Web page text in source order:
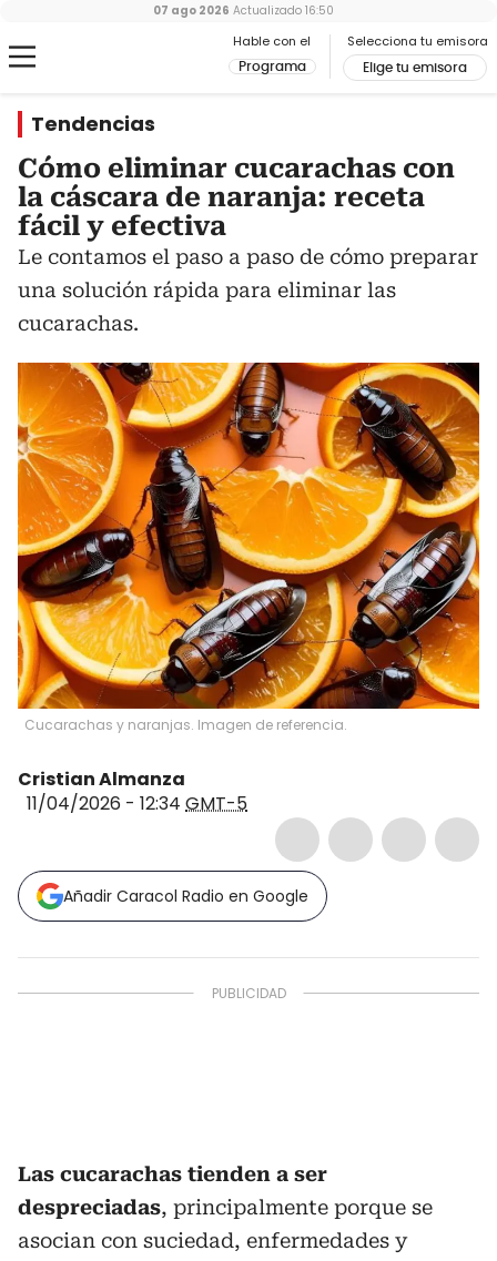
Hable con el
Programa
Selecciona tu emisora
Elige tu emisora
07 ago 2026 Actualizado 16:50
Tendencias
Cómo eliminar cucarachas con
la cáscara de naranja: receta
fácil y efectiva
Le contamos el paso a paso de cómo preparar
una solución rápida para eliminar las
cucarachas.
Cucarachas y naranjas. Imagen de referencia.
Cristian Almanza
11/04/2026 - 12:34 GMT-5
Añadir Caracol Radio en Google
Las cucarachas tienden a ser
despreciadas, principalmente porque se
asocian con suciedad, enfermedades y